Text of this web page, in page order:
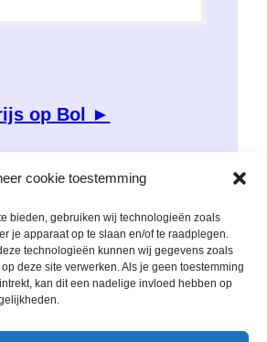
cookie toestemming
bieden, gebruiken wij technologieën zoals
je apparaat op te slaan en/of te raadplegen.
technologieën kunnen wij gegevens zoals
deze site verwerken. Als je geen toestemming
kan dit een nadelige invloed hebben op
op Bol ►